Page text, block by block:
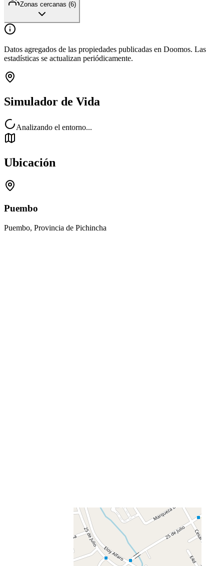
Zonas cercanas (6)
Datos agregados de las propiedades publicadas en Doomos. Las
estadísticas se actualizan periódicamente.
Simulador de Vida
Analizando el entorno...
Ubicación
Puembo
Puembo, Provincia de Pichincha